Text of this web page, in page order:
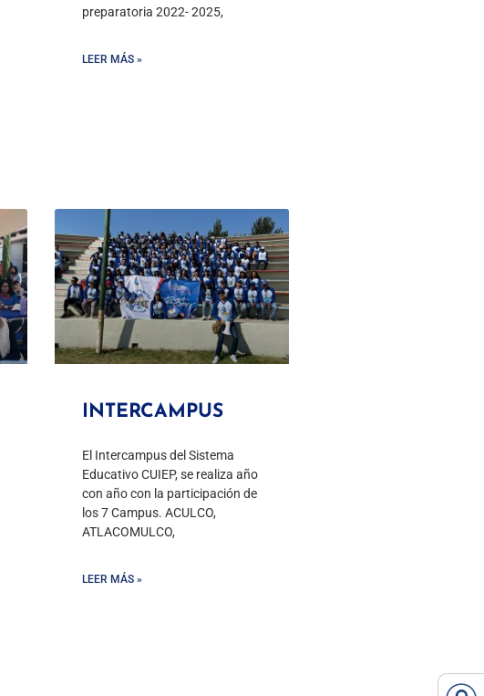
preparatoria 2022- 2025,
LEER MÁS »
INTERCAMPUS
El Intercampus del Sistema
Educativo CUIEP, se realiza año
con año con la participación de
los 7 Campus. ACULCO,
ATLACOMULCO,
LEER MÁS »